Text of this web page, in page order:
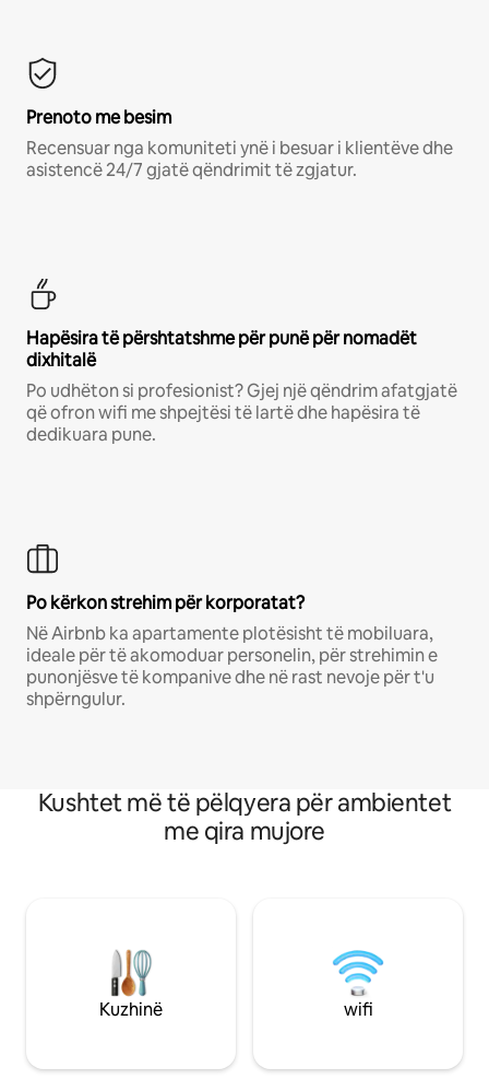
Prenoto me besim
Recensuar nga komuniteti ynë i besuar i klientëve dhe
asistencë 24/7 gjatë qëndrimit të zgjatur.
Hapësira të përshtatshme për punë për nomadët
dixhitalë
Po udhëton si profesionist? Gjej një qëndrim afatgjatë
që ofron wifi me shpejtësi të lartë dhe hapësira të
dedikuara pune.
Po kërkon strehim për korporatat?
Në Airbnb ka apartamente plotësisht të mobiluara,
ideale për të akomoduar personelin, për strehimin e
punonjësve të kompanive dhe në rast nevoje për t'u
shpërngulur.
Kushtet më të pëlqyera për ambientet
me qira mujore
Kuzhinë wifi